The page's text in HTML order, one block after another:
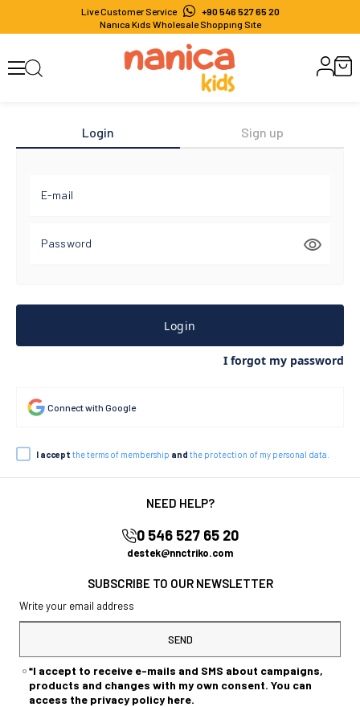
Live Customer Service
+90 546 527 65 20
Nanıca Kıds Wholesale Shoppıng Sıte
Login Sign up
E-mail
Password
Login
I forgot my password
Connect with Google
I accept the terms of membership and the protection of my personal data.
NEED HELP?
0 546 527 65 20
destek@nnctriko.com
SUBSCRIBE TO OUR NEWSLETTER
SEND
*I accept to receive e-mails and SMS about campaigns,
products and changes with my own consent. You can
access the privacy policy here.